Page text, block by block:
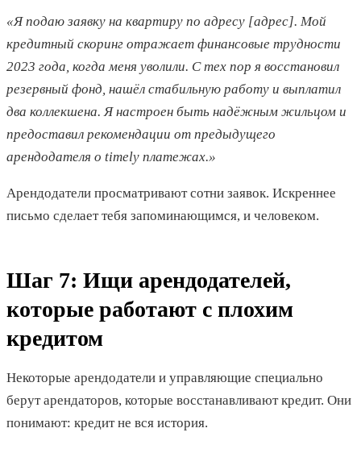
«Я подаю заявку на квартиру по адресу [адрес]. Мой
кредитный скоринг отражает финансовые трудности
2023 года, когда меня уволили. С тех пор я восстановил
резервный фонд, нашёл стабильную работу и выплатил
два коллекшена. Я настроен быть надёжным жильцом и
предоставил рекомендации от предыдущего
арендодателя о timely платежах.»
Арендодатели просматривают сотни заявок. Искреннее
письмо сделает тебя запоминающимся, и человеком.
Шаг 7: Ищи арендодателей,
которые работают с плохим
кредитом
Некоторые арендодатели и управляющие специально
берут арендаторов, которые восстанавливают кредит. Они
понимают: кредит не вся история.